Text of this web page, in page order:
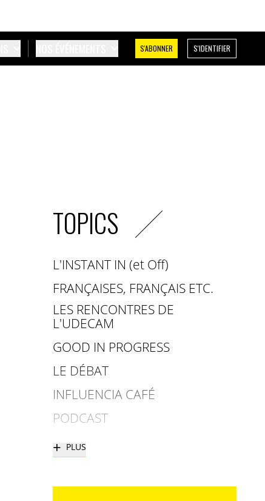
S'ABONNER S'IDENTIFIER
TOPICS
L'INSTANT IN (et Off)
FRANÇAISES, FRANÇAIS ETC.
LES RENCONTRES DE
L'UDECAM
GOOD IN PROGRESS
LE DÉBAT
INFLUENCIA CAFÉ
PODCAST
+ PLUS